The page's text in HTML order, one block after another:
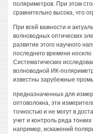
поляриметров. При этом
сравнительно высока, что
При всей важности и
волноводных оптических
развитие этого научного
последнего времени
Систематических
волноводной ИК-
известны зарубежные
предназначенных для
оптоволокна, эти
точностью и не могут в
учет и контроль ряда
например, искажений